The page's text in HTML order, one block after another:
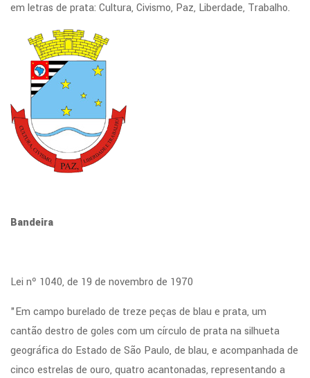
em letras de prata: Cultura, Civismo, Paz, Liberdade, Trabalho.
Bandeira
Lei nº 1040, de 19 de novembro de 1970
"Em campo burelado de treze peças de blau e prata, um
cantão destro de goles com um círculo de prata na silhueta
geográfica do Estado de São Paulo, de blau, e acompanhada de
cinco estrelas de ouro, quatro acantonadas, representando a